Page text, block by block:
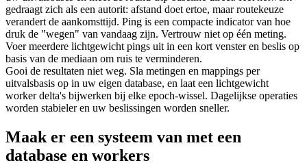
gedraagt zich als een autorit: afstand doet ertoe, maar routekeuze
verandert de aankomsttijd. Ping is een compacte indicator van hoe
druk de "wegen" van vandaag zijn. Vertrouw niet op één meting.
Voer meerdere lichtgewicht pings uit in een kort venster en beslis op
basis van de mediaan om ruis te verminderen.
Gooi de resultaten niet weg. Sla metingen en mappings per
uitvalsbasis op in uw eigen database, en laat een lichtgewicht
worker delta's bijwerken bij elke epoch-wissel. Dagelijkse operaties
worden stabieler en uw beslissingen worden sneller.
Maak er een systeem van met een
database en workers